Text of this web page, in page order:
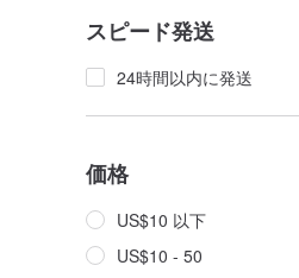
スピード発送
24時間以内に発送
価格
US$10 以下
US$10 - 50